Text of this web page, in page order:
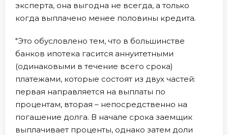
эксперта, она выгодна не всегда, а только
когда выплачено менее половины кредита.
"Это обусловлено тем, что в большинстве
банков ипотека гасится аннуитетными
(одинаковыми в течение всего срока)
платежами, которые состоят из двух частей:
первая направляется на выплаты по
процентам, вторая – непосредственно на
погашение долга. В начале срока заемщик
выплачивает проценты, однако затем доли